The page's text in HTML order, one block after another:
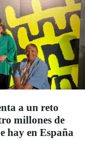
a un reto
millones de
hay en España